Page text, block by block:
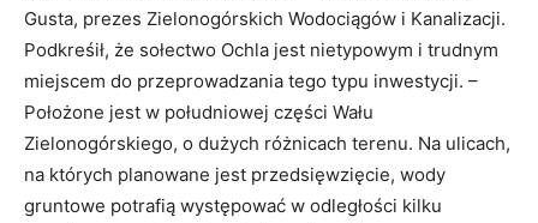
Gusta, prezes Zielonogórskich Wodociągów i Kanalizacji.
Podkreśił, że sołectwo Ochla jest nietypowym i trudnym
miejscem do przeprowadzania tego typu inwestycji. –
Położone jest w południowej części Wału
Zielonogórskiego, o dużych różnicach terenu. Na ulicach,
na których planowane jest przedsięwzięcie, wody
gruntowe potrafią występować w odległości kilku